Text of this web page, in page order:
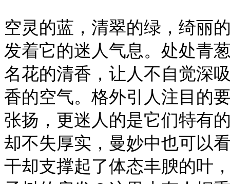
空灵的蓝，清翠的绿，绮丽
发着它的迷人气息。处处青
名花的清香，让人不自觉深
香的空气。格外引人注目的
张扬，更迷人的是它们特有
却不失厚实，曼妙中也可以
干却支撑起了体态丰腴的叶